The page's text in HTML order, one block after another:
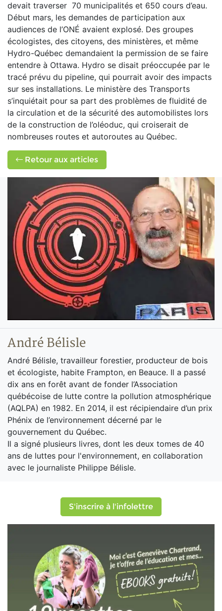
devait traverser 70 municipalités et 650 cours d’eau.
Début mars, les demandes de participation aux
audiences de l’ONÉ avaient explosé. Des groupes
écologistes, des citoyens, des ministères, et même
Hydro-Québec demandaient la permission de se faire
entendre à Ottawa. Hydro se disait préoccupée par le
tracé prévu du pipeline, qui pourrait avoir des impacts
sur ses installations. Le ministère des Transports
s’inquiétait pour sa part des problèmes de fluidité de
la circulation et de la sécurité des automobilistes lors
de la construction de l’oléoduc, qui croiserait de
nombreuses routes et autoroutes au Québec.
Retour aux articles
André Bélisle
André Bélisle, travailleur forestier, producteur de bois
et écologiste, habite Frampton, en Beauce. Il a passé
dix ans en forêt avant de fonder l’Association
québécoise de lutte contre la pollution atmosphérique
(AQLPA) en 1982. En 2014, il est récipiendaire d’un prix
Phénix de l’environnement décerné par le
gouvernement du Québec.
Il a signé plusieurs livres, dont les deux tomes de 40
ans de luttes pour l'environnement, en collaboration
avec le journaliste Philippe Bélisle.
S'inscrire à l'infolettre